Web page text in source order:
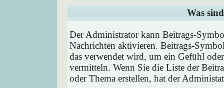
Was
Der Administrator kann Beitrags-
Nachrichten aktivieren. Beitrags-
das verwendet wird, um ein Gefühl
vermitteln. Wenn Sie die Liste der
oder Thema erstellen, hat der